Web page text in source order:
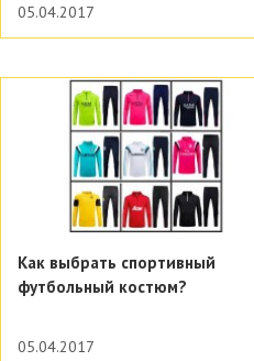
05.04.2017
Как выбрать спортивный
футбольный костюм?
05.04.2017